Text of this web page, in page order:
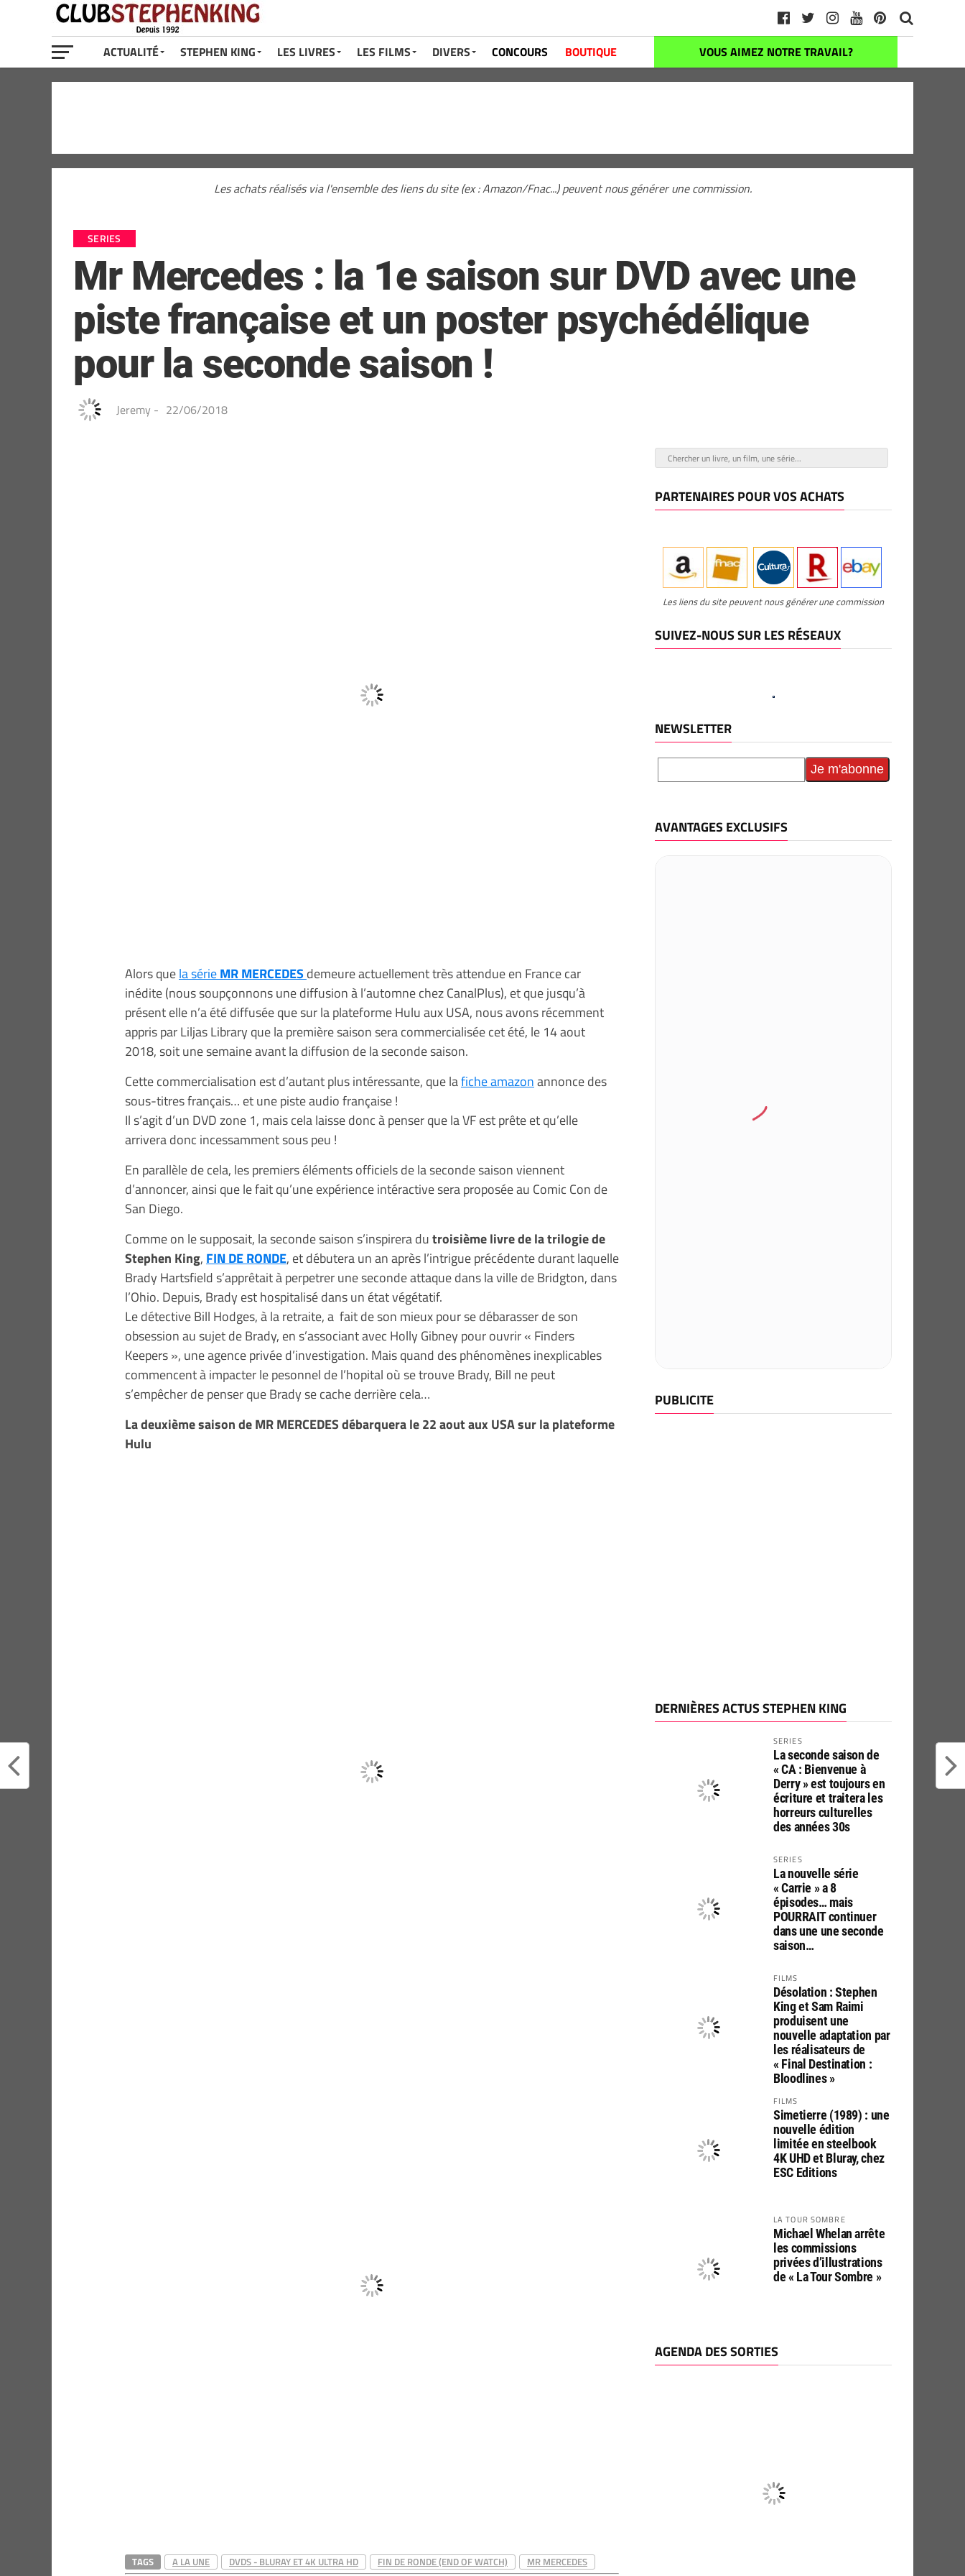
ACTUALITÉ STEPHEN KING LES LIVRES LES FILMS DIVERS CONCOURS BOUTIQUE VOUS AIMEZ NOTRE TRAVAIL?
Les achats réalisés via l'ensemble des liens du site (ex : Amazon/Fnac...) peuvent nous générer une commission.
SERIES
Mr Mercedes : la 1e saison sur DVD avec une
piste française et un poster psychédélique
pour la seconde saison !
Jeremy - 22/06/2018
Alors quela sérieMR MERCEDESdemeure actuellement très attendue en France car
inédite (nous soupçonnons une diffusion à l’automne chez CanalPlus), et que jusqu’à
présent elle n’a été diffusée que sur la plateforme Hulu aux USA, nous avons récemment
appris par Liljas Library que la première saison sera commercialisée cet été, le 14 aout
2018, soit une semaine avant la diffusion de la seconde saison.
Cette commercialisation est d’autant plus intéressante, que lafiche amazonannonce des
sous-titres français… et une piste audio française !
Il s’agit d’un DVD zone 1, mais cela laisse donc à penser que la VF est prête et qu’elle
arrivera donc incessamment sous peu !
En parallèle de cela, les premiers éléments officiels de la seconde saison viennent
d’annoncer, ainsi que le fait qu’une expérience intéractive sera proposée au Comic Con de
San Diego.
Comme on le supposait, la seconde saison s’inspirera dutroisième livre de la trilogie de
Stephen King, FIN DE RONDE, et débutera un an après l’intrigue précédente durant laquelle
Brady Hartsfield s’apprêtait à perpetrer une seconde attaque dans la ville de Bridgton, dans
l’Ohio. Depuis, Brady est hospitalisé dans un état végétatif.
Le détective Bill Hodges, à la retraite, a fait de son mieux pour se débarasser de son
obsession au sujet de Brady, en s’associant avec Holly Gibney pour ouvrir « Finders
Keepers », une agence privée d’investigation. Mais quand des phénomènes inexplicables
commencent à impacter le pesonnel de l’hopital où se trouve Brady, Bill ne peut
s’empêcher de penser que Brady se cache derrière cela…
La deuxième saison de MR MERCEDES débarquera le 22 aout aux USA sur la plateforme
Hulu
TAGS A LA UNE DVDS - BLURAY ET 4K ULTRA HD FIN DE RONDE (END OF WATCH) MR MERCEDES
PARTENAIRES POUR VOS ACHATS
Les liens du site peuvent nous générer une commission
SUIVEZ-NOUS SUR LES RÉSEAUX
NEWSLETTER
AVANTAGES EXCLUSIFS
PUBLICITE
DERNIÈRES ACTUS STEPHEN KING
SERIES
La seconde saison de
« CA : Bienvenue à
Derry » est toujours en
écriture et traitera les
horreurs culturelles
des années 30s
SERIES
La nouvelle série
« Carrie » a 8
épisodes… mais
POURRAIT continuer
dans une une seconde
saison…
FILMS
Désolation : Stephen
King et Sam Raimi
produisent une
nouvelle adaptation par
les réalisateurs de
« Final Destination :
Bloodlines »
FILMS
Simetierre (1989) : une
nouvelle édition
limitée en steelbook
4K UHD et Bluray, chez
ESC Editions
LA TOUR SOMBRE
Michael Whelan arrête
les commissions
privées d’illustrations
de « La Tour Sombre »
AGENDA DES SORTIES